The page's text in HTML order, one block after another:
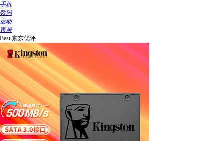
手机
数码
运动
家居
Best 京东优评